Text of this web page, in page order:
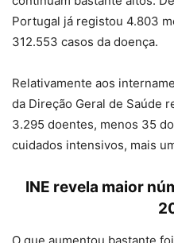
Portugal já registou 4.803
312.553 casos da doença.
Relativamente aos
da Direção Geral de Saúde
3.295 doentes, menos 35
cuidados intensivos, mais
INE revela maior